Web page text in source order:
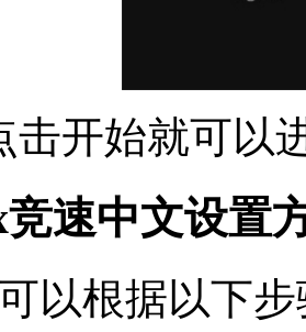
击开始就可以
速中文设置
以根据以下